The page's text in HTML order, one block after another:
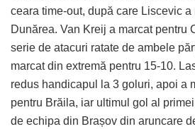
ceara time-out, după care Liscevic a
Dunărea. Van Kreij a marcat pentru
serie de atacuri ratate de ambele
marcat din extremă pentru 15-10.
redus handicapul la 3 goluri, apoi a
pentru Brăila, iar ultimul gol al
de echipa din Brașov din aruncare